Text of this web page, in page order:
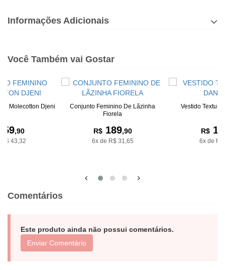
Informações Adicionais
Você Também vai Gostar
Molecotton Djeni
,90
43,32
Conjunto Feminino De Lãzinha
Fiorela
R$189,90
6x de R$ 31,65
Vestido
R$
6x de
Comentários
Este produto ainda não possui comentários.
Enviar Comentário